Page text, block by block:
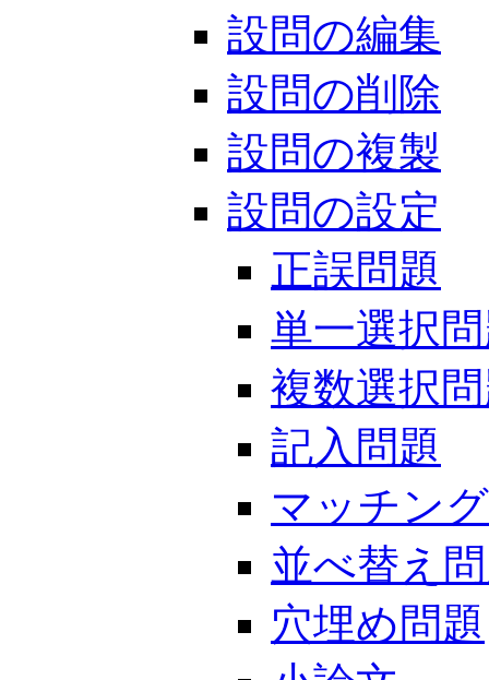
設問の編集
設問の削除
設問の複製
設問の設定
正誤問題
単一選択
複数選択
記入問題
マッチン
並べ替え
穴埋め問題